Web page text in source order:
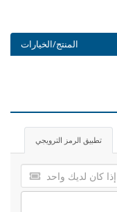
المنتج/الخيارات
تطبيق الرمز الترويجي